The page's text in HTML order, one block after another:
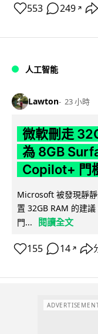
553 249 ↗
人工智能
Lawton 23 小時
微軟刪走
為 8GB
Copilot+ 門
Microsoft 被發現靜
置 32GB RAM 的建
門...
閱讀全文
155 14 ↗